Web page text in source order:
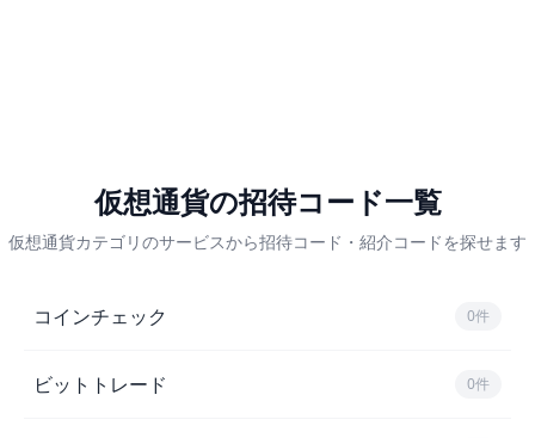
仮想通貨の招待コード一覧
仮想通貨カテゴリのサービスから招待コード・紹介コードを探せます
コインチェック
0件
ビットトレード 0件